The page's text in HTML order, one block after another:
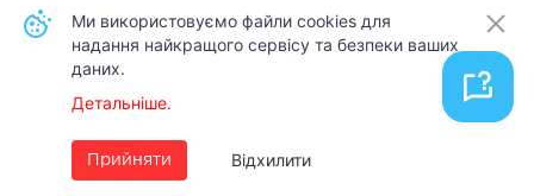
Квитанції Для бізнесу
Українська
Ми використовуємо файли cookies для
надання найкращого сервісу та безпеки ваших
даних.
Детальніше.
Прийняти Відхилити